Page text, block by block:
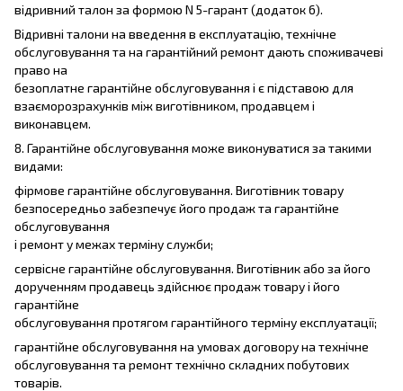
відривний талон за формою N 5-гарант (додаток 6).
Відривні талони на введення в експлуатацію, технічне
обслуговування та на гарантійний ремонт дають споживачеві
право на
безоплатне гарантійне обслуговування і є підставою для
взаєморозрахунків між виготівником, продавцем і
виконавцем.
8. Гарантійне обслуговування може виконуватися за такими
видами:
фірмове гарантійне обслуговування. Виготівник товару
безпосередньо забезпечує його продаж та гарантійне
обслуговування
і ремонт у межах терміну служби;
сервісне гарантійне обслуговування. Виготівник або за його
дорученням продавець здійснює продаж товару і його
гарантійне
обслуговування протягом гарантійного терміну експлуатації;
гарантійне обслуговування на умовах договору на технічне
обслуговування та ремонт технічно складних побутових
товарів.